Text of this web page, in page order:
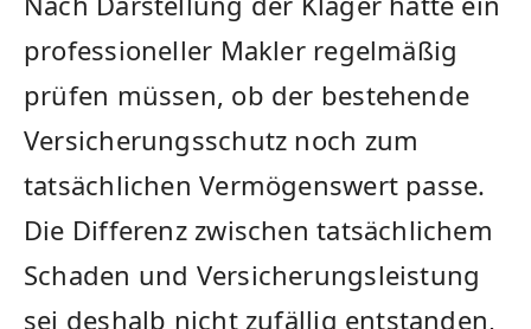
professioneller Makler regelmäßig
prüfen müssen, ob der bestehende
Versicherungsschutz noch zum
tatsächlichen Vermögenswert passe.
Die Differenz zwischen tatsächlichem
Schaden und Versicherungsleistung
sei deshalb nicht zufällig entstanden,